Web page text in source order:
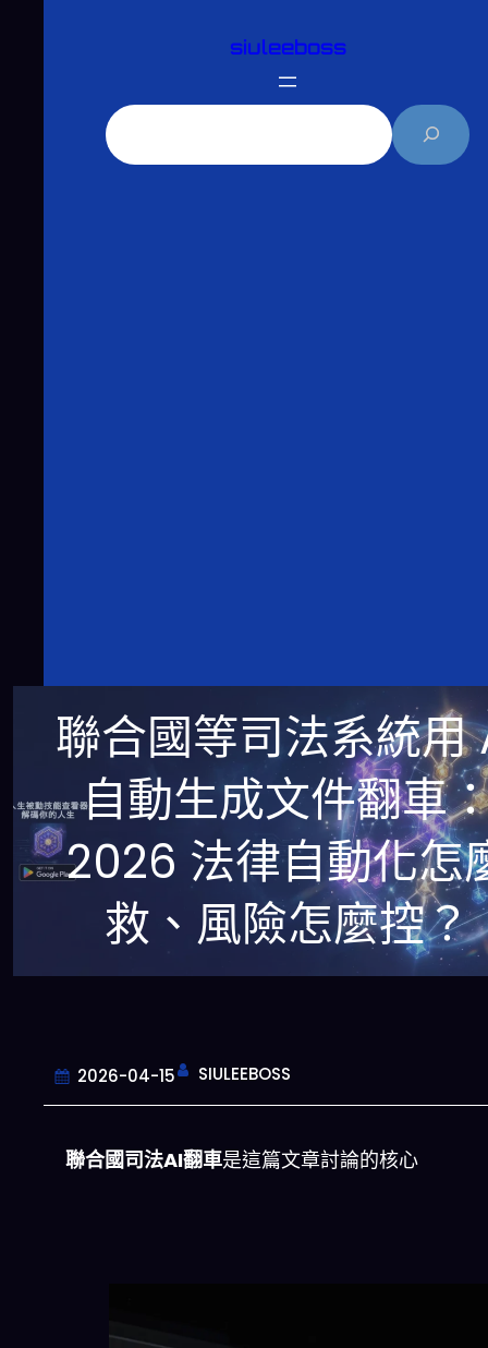
siuleeboss
聯合國等司法系統用
自動生成文件翻車
2026 法律自動化怎
救、風險怎麼控？
2026-04-15 SIULEEBOSS
聯合國司法AI翻車是這篇文章討論的核心